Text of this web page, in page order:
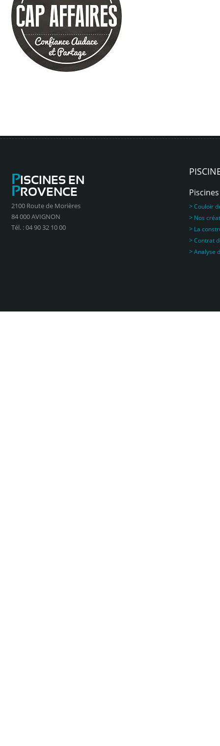
PISCINES EN
PROVENCE
2100 Route de Morières
84 000 AVIGNON
Tél. : 04 90 32 10 00
Piscines
>Couloir
> Nos
> La
>Contrat
>Analyse